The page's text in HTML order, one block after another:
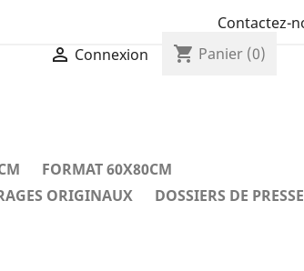
Contactez-
 Connexion shopping_cart Panier (0)
FORMAT 60X80CM
ORIGINAUX
DOSSIERS DE